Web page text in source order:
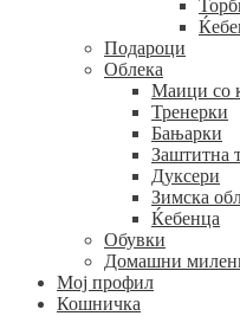
Подароци
Облека
Маици со
Тренерки
Бањарки
Заштитна
Дуксери
Зимска
Ќебенца
Обувки
Домашни
Мој профил
Кошничка